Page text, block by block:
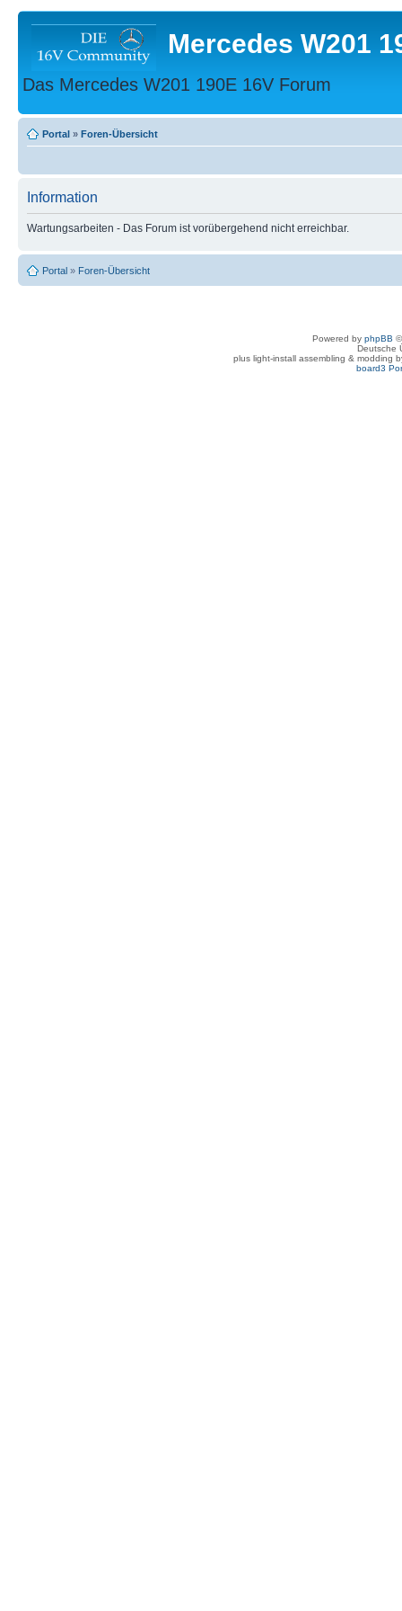
Mercedes W201
Das Mercedes W201 190E 16V Forum
Portal » Foren-Übersicht
Information
Wartungsarbeiten - Das Forum ist vorübergehend nicht erreichbar.
Portal » Foren-Übersicht
Powered by phpBB
Deutsche
plus light-install assembling & modding
board3